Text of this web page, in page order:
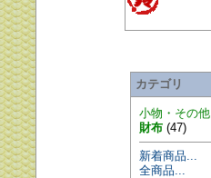
カテゴリ
小物・その他
財布 (47)
新着商品...
全商品...